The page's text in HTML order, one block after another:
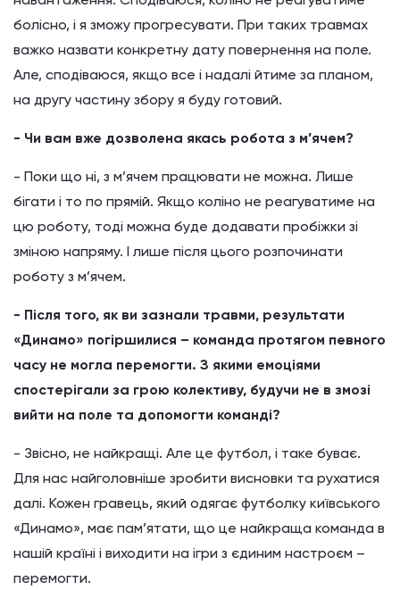
болісно, і я зможу прогресувати. При таких травмах
важко назвати конкретну дату повернення на поле.
Але, сподіваюся, якщо все і надалі йтиме за планом,
на другу частину збору я буду готовий.
- Чи вам вже дозволена якась робота з м’ячем?
- Поки що ні, з м’ячем працювати не можна. Лише
бігати і то по прямій. Якщо коліно не реагуватиме на
цю роботу, тоді можна буде додавати пробіжки зі
зміною напряму. І лише після цього розпочинати
роботу з м’ячем.
- Після того, як ви зазнали травми, результати
«Динамо» погіршилися – команда протягом певного
часу не могла перемогти. З якими емоціями
спостерігали за грою колективу, будучи не в змозі
вийти на поле та допомогти команді?
- Звісно, не найкращі. Але це футбол, і таке буває.
Для нас найголовніше зробити висновки та рухатися
далі. Кожен гравець, який одягає футболку київського
«Динамо», має пам’ятати, що це найкраща команда в
нашій країні і виходити на ігри з єдиним настроєм –
перемогти.